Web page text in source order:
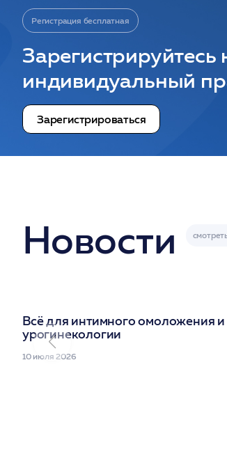
Регистрация бесплатная
Зарегистрируйтесь
индивидуальный
Зарегистрироваться
Новости
Всё для интимного омоложения и
урогинекологии
10 июля 2026